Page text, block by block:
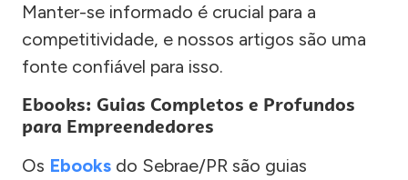
Manter-se informado é crucial para a
competitividade, e nossos artigos são uma
fonte confiável para isso.
Ebooks: Guias Completos e Profundos
para Empreendedores
Os Ebooks do Sebrae/PR são guias